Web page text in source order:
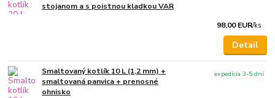
stojanom a s poistnou kladkou VAR
98,00 EUR/ks
Detail
Smaltovaný kotlík 10 L (1,2 mm) +
smaltovaná panvica + prenosné
ohnisko
expedícia 3-5 dní